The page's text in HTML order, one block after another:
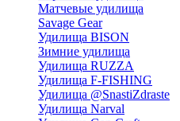
Матчевые удилища
Savage Gear
Удилища BISON
Зимние удилища
Удилища RUZZA
Удилища F-FISHING
Удилища @SnastiZdraste
Удилища Narval